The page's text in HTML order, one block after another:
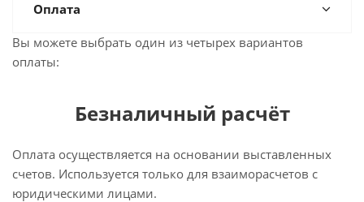
Оплата
Вы можете выбрать один из четырех вариантов
оплаты:
Безналичный расчёт
Оплата осуществляется на основании выставленных
счетов. Используется только для взаиморасчетов с
юридическими лицами.